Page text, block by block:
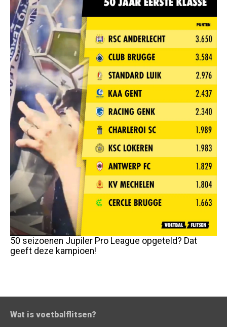
50 seizoenen Jupiler Pro League opgeteld? Dat
geeft deze kampioen!
Wat is voetbalflitsen?